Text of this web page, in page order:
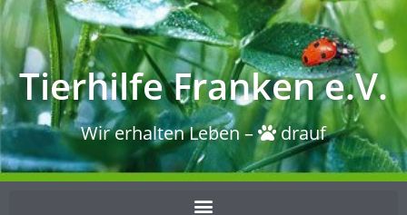
Tierhilfe Franken e.V.
Wir erhalten Leben – drauf